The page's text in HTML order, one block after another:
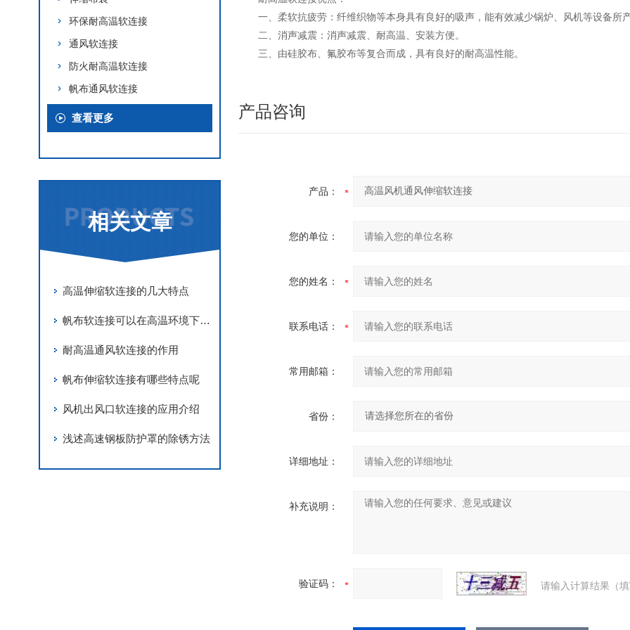
环保耐高温软连接
通风软连接
防火耐高温软连接
帆布通风软连接
查看更多
相关文章
高温伸缩软连接的几大特点
帆布软连接可以在高温环境下正常使用
耐高温通风软连接的作用
帆布伸缩软连接有哪些特点呢
风机出风口软连接的应用介绍
浅述高速钢板防护罩的除锈方法
一、柔软抗疲劳：纤维织物等本身具有良好的吸声，能有效减少锅炉、风机等设备所
二、消声减震：消声减震、耐高温、安装方便。
三、由硅胶布、氟胶布等复合而成，具有良好的耐高温性能。
产品咨询
产品：
您的单位：
您的姓名：
联系电话：
常用邮箱：
省份：
详细地址：
补充说明：
验证码： 请输入计算结果（